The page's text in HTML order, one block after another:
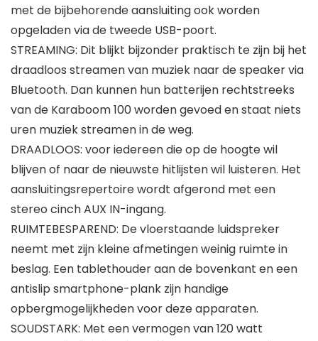
met de bijbehorende aansluiting ook worden
opgeladen via de tweede USB-poort.
STREAMING: Dit blijkt bijzonder praktisch te zijn bij het
draadloos streamen van muziek naar de speaker via
Bluetooth. Dan kunnen hun batterijen rechtstreeks
van de Karaboom 100 worden gevoed en staat niets
uren muziek streamen in de weg.
DRAADLOOS: voor iedereen die op de hoogte wil
blijven of naar de nieuwste hitlijsten wil luisteren. Het
aansluitingsrepertoire wordt afgerond met een
stereo cinch AUX IN-ingang.
RUIMTEBESPAREND: De vloerstaande luidspreker
neemt met zijn kleine afmetingen weinig ruimte in
beslag. Een tablethouder aan de bovenkant en een
antislip smartphone-plank zijn handige
opbergmogelijkheden voor deze apparaten.
SOUDSTARK: Met een vermogen van 120 watt